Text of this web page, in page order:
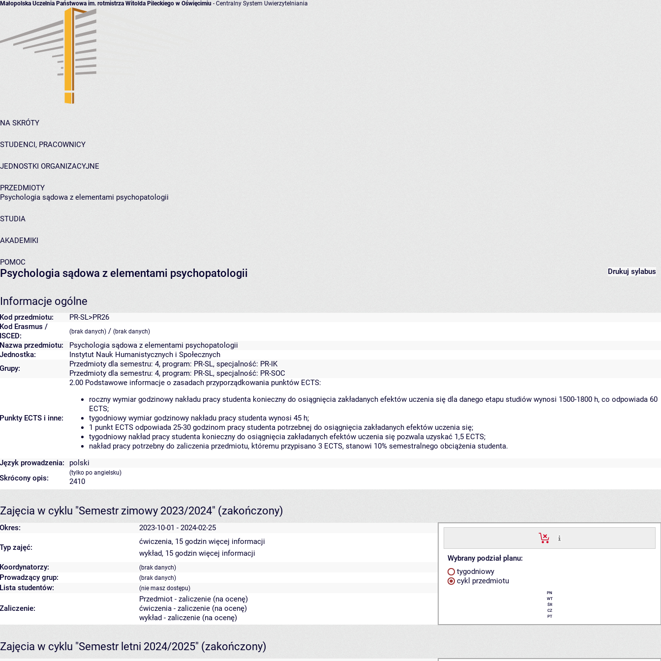
Małopolska Uczelnia Państwowa im. rotmistrza Witolda Pileckiego w Oświęcimiu - Centralny System Uwierzytelniania
NA SKRÓTY
STUDENCI, PRACOWNICY
JEDNOSTKI ORGANIZACYJNE
PRZEDMIOTY
Psychologia sądowa z elementami psychopatologii
STUDIA
AKADEMIKI
POMOC
Drukuj sylabus
Psychologia sądowa z elementami psychopatologii
Informacje ogólne
Kod przedmiotu:
PR-SL>PR26
Kod Erasmus /
ISCED:
(brak danych) / (brak danych)
Nazwa przedmiotu:
Psychologia sądowa z elementami psychopatologii
Jednostka:
Instytut Nauk Humanistycznych i Społecznych
Grupy:
Przedmioty dla semestru: 4, program: PR-SL, specjalność: PR-IK
Przedmioty dla semestru: 4, program: PR-SL, specjalność: PR-SOC
Punkty ECTS i inne:
2.00 Podstawowe informacje o zasadach przyporządkowania punktów ECTS:
roczny wymiar godzinowy nakładu pracy studenta konieczny do osiągnięcia zakładanych efektów uczenia się dla danego etapu studiów wynosi 1500-1800 h, co odpowiada 60
ECTS;
tygodniowy wymiar godzinowy nakładu pracy studenta wynosi 45 h;
1 punkt ECTS odpowiada 25-30 godzinom pracy studenta potrzebnej do osiągnięcia zakładanych efektów uczenia się;
tygodniowy nakład pracy studenta konieczny do osiągnięcia zakładanych efektów uczenia się pozwala uzyskać 1,5 ECTS;
nakład pracy potrzebny do zaliczenia przedmiotu, któremu przypisano 3 ECTS, stanowi 10% semestralnego obciążenia studenta.
Język prowadzenia:
polski
Skrócony opis:
(tylko po angielsku)
2410
Zajęcia w cyklu "Semestr zimowy 2023/2024" (zakończony)
Okres: 2023-10-01 - 2024-02-25
Wybrany podział planu:
tygodniowy
cykl przedmiotu
PN
WT
ŚR
CZ
PT
Typ zajęć:
ćwiczenia, 15 godzin więcej informacji
wykład, 15 godzin więcej informacji
Koordynatorzy:
(brak danych)
Prowadzący grup: (brak danych)
Lista studentów: (nie masz dostępu)
Zaliczenie:
Przedmiot - zaliczenie (na ocenę)
ćwiczenia - zaliczenie (na ocenę)
wykład - zaliczenie (na ocenę)
Zajęcia w cyklu "Semestr letni 2024/2025" (zakończony)